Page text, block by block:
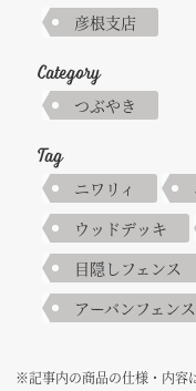
彦根支店
Category
つぶやき
Tag
ニワリィ
ウッドデッキ
目隠しフェンス
アーバンフェンス
※記事内の商品の仕様・内容